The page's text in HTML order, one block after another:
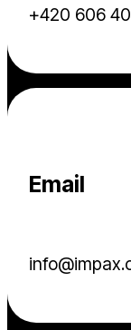
+420 606
Email